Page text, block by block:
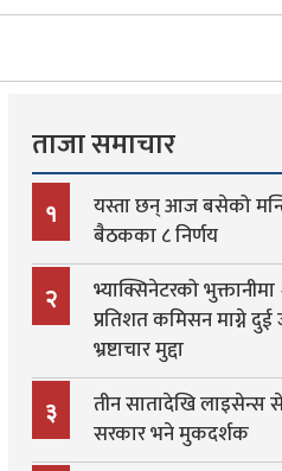
ताजा समाचार
१
यस्ता छन् आज बसेको
बैठकका ८ निर्णय
२
भ्याक्सिनेटरको
प्रतिशत कमिसन माग्ने दुई
भ्रष्टाचार मुद्दा
३
तीन सातादेखि लाइसेन्स
सरकार भने मुकदर्शक